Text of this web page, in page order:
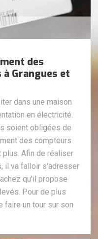
des
Grangues et
dans une maison
en électricité.
soient obligées de
des compteurs
Afin de réaliser
il va falloir s'adresser
qu'il propose
Pour de plus
faire un tour sur son